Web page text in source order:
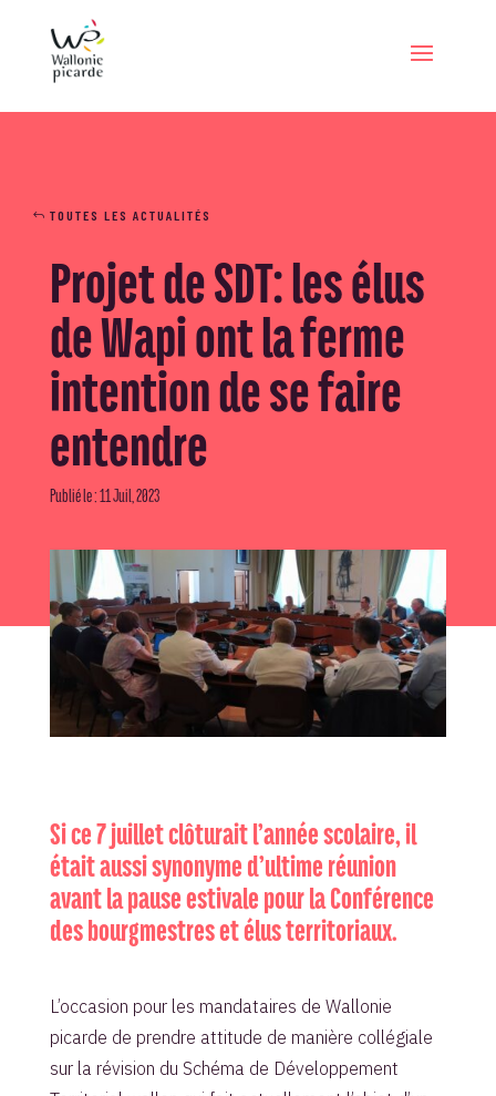
TOUTES LES ACTUALITÉS
Projet de SDT: les élus
de Wapi ont la ferme
intention de se faire
entendre
Publié le : 11 Juil, 2023
Si ce 7 juillet clôturait l’année scolaire, il
était aussi synonyme d’ultime réunion
avant la pause estivale pour la Conférence
des bourgmestres et élus territoriaux.
L’occasion pour les mandataires de Wallonie
picarde de prendre attitude de manière collégiale
sur la révision du Schéma de Développement